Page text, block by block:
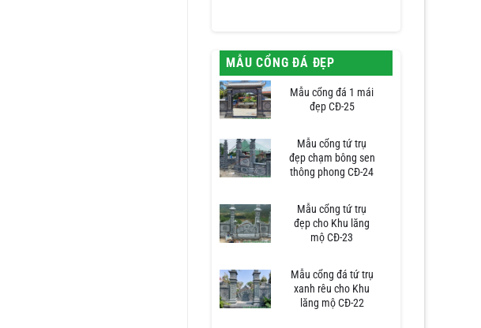
MẪU CỔNG ĐÁ ĐẸP
Mẫu cổng đá 1 mái
đẹp CĐ-25
Mẫu cổng tứ trụ
đẹp chạm bông sen
thông phong CĐ-24
Mẫu cổng tứ trụ
đẹp cho Khu lăng
mộ CĐ-23
Mẫu cổng đá tứ trụ
xanh rêu cho Khu
lăng mộ CĐ-22